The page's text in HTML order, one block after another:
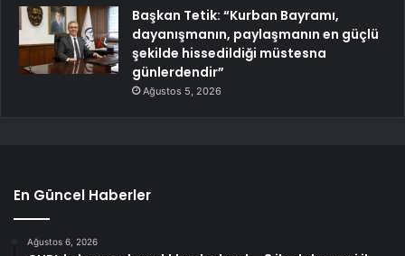
Başkan Tetik: “Kurban Bayramı,
dayanışmanın, paylaşmanın en güçlü
şekilde hissedildiği müstesna
günlerdendir”
Ağustos 5, 2026
En Güncel Haberler
Ağustos 6, 2026